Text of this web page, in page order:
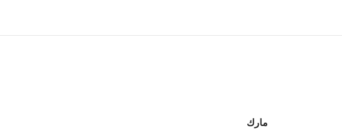
مارك